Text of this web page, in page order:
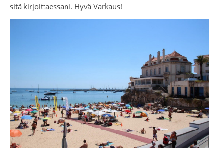
sitä kirjoittaessani. Hyvä Varkaus!